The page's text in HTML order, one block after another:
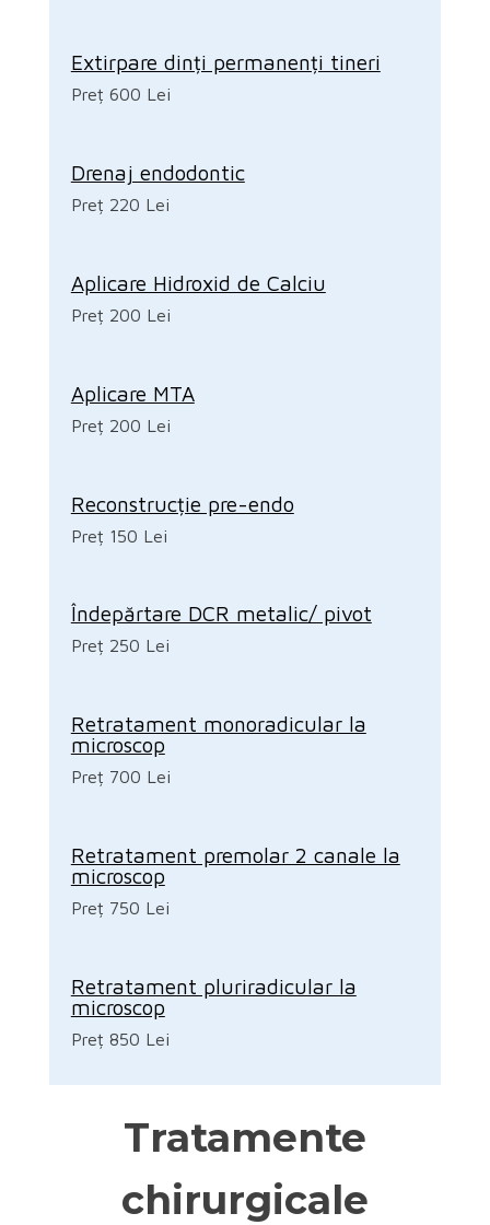
Extirpare dinți permanenți tineri
Preț 600 Lei
Drenaj endodontic
Preț 220 Lei
Aplicare Hidroxid de Calciu
Preț 200 Lei
Aplicare MTA
Preț 200 Lei
Reconstrucție pre-endo
Preț 150 Lei
Îndepărtare DCR metalic/ pivot
Preț 250 Lei
Retratament monoradicular la
microscop
Preț 700 Lei
Retratament premolar 2 canale la
microscop
Preț 750 Lei
Retratament pluriradicular la
microscop
Preț 850 Lei
Tratamente
chirurgicale